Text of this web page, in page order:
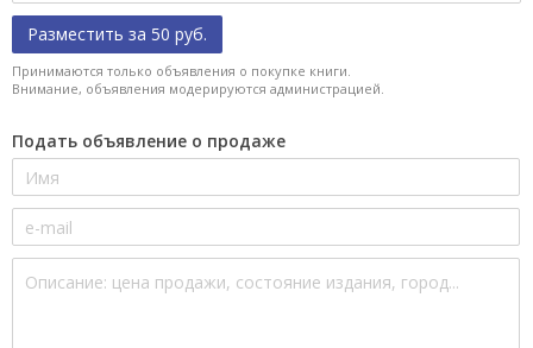
Разместить за 50 руб.
Принимаются только объявления о покупке книги.
Внимание, объявления модерируются администрацией.
Подать объявление о продаже